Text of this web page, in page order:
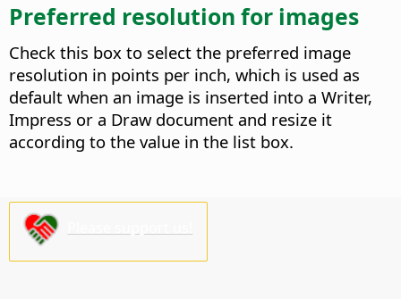
Preferred resolution for images
Check this box to select the preferred image
resolution in points per inch, which is used as
default when an image is inserted into a Writer,
Impress or a Draw document and resize it
according to the value in the list box.